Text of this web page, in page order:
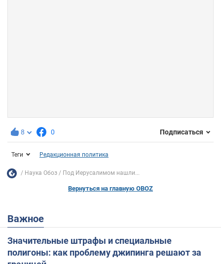
8 0 Подписаться
Теги Редакционная политика
Наука Обоз Под Иерусалимом нашли...
Вернуться на главную OBOZ
Важное
Значительные штрафы и специальные
полигоны: как проблему джипинга решают за